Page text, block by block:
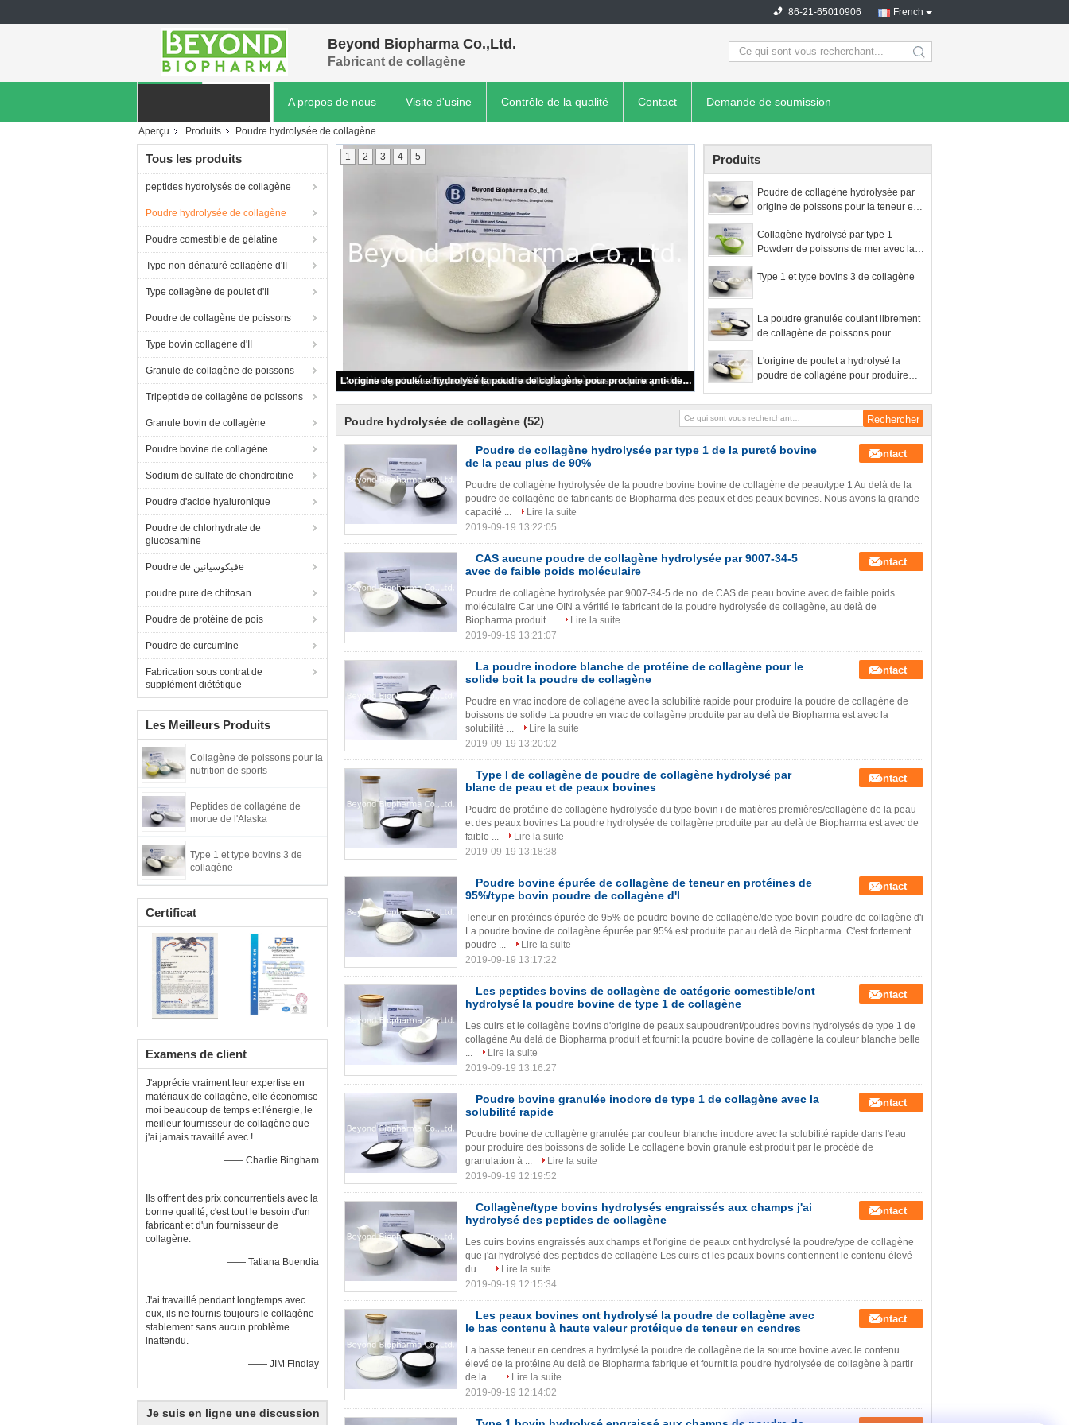
French
86-21-65010906
Beyond Biopharma Co.,Ltd.
Fabricant de collagène search
A propos de nous Visite d'usine Contrôle de la qualité Contact Demande de soumission
Nouvelles de société
Aperçu Produits Poudre hydrolysée de collagène
Tous les produits
peptides hydrolysés de collagène
Poudre hydrolysée de collagène
Poudre comestible de gélatine
Type non-dénaturé collagène d'II
Type collagène de poulet d'II
Poudre de collagène de poissons
Type bovin collagène d'II
Granule de collagène de poissons
Tripeptide de collagène de poissons
Granule bovin de collagène
Poudre bovine de collagène
Sodium de sulfate de chondroïtine
Poudre d'acide hyaluronique
Poudre de chlorhydrate de
glucosamine
Poudre de فيكوسيانينe
poudre pure de chitosan
Poudre de protéine de pois
Poudre de curcumine
Fabrication sous contrat de
supplément diététique
Les Meilleurs Produits
Collagène de poissons pour la
nutrition de sports
Peptides de collagène de
morue de l'Alaska
Type 1 et type bovins 3 de
collagène
Certificat
Examens de client
J'apprécie vraiment leur expertise en
matériaux de collagène, elle économise
moi beaucoup de temps et l'énergie, le
meilleur fournisseur de collagène que
j'ai jamais travaillé avec !
—— Charlie Bingham
Ils offrent des prix concurrentiels avec la
bonne qualité, c'est tout le besoin d'un
fabricant et d'un fournisseur de
collagène.
—— Tatiana Buendia
J'ai travaillé pendant longtemps avec
eux, ils ne fournis toujours le collagène
stablement sans aucun problème
inattendu.
—— JIM Findlay
Je suis en ligne une discussion
Poudre de collagène hydrolysée par origine de poissons pour la teneur en protéines des compléments alimentaires 90%
1 2 3 4 5 Produits
Poudre de collagène hydrolysée par
origine de poissons pour la teneur en
alimentaires 90%
Collagène hydrolysé par type 1
Powderr de poissons de mer avec la
Type 1 et type bovins 3 de collagène
La poudre granulée coulant librement
de collagène de poissons pour
L'origine de poulet a hydrolysé la
poudre de collagène pour produire
Poudre hydrolysée de collagène (52)
Poudre de collagène hydrolysée par type 1 de la pureté bovine
de la peau plus de 90%
Contact
Poudre de collagène hydrolysée de la poudre bovine bovine de collagène de peau/type 1 Au delà de la
poudre de collagène de fabricants de Biopharma des peaux et des peaux bovines. Nous avons la grande
capacité ...
Lire la suite
2019-09-19 13:22:05
CAS aucune poudre de collagène hydrolysée par 9007-34-5
avec de faible poids moléculaire
Contact
Poudre de collagène hydrolysée par 9007-34-5 de no. de CAS de peau bovine avec de faible poids
moléculaire Car une OIN a vérifié le fabricant de la poudre hydrolysée de collagène, au delà de
Biopharma produit ...
Lire la suite
2019-09-19 13:21:07
La poudre inodore blanche de protéine de collagène pour le
solide boit la poudre de collagène
Contact
Poudre en vrac inodore de collagène avec la solubilité rapide pour produire la poudre de collagène de
boissons de solide La poudre en vrac de collagène produite par au delà de Biopharma est avec la
solubilité ...
Lire la suite
2019-09-19 13:20:02
Type I de collagène de poudre de collagène hydrolysé par
blanc de peau et de peaux bovines
Contact
Poudre de protéine de collagène hydrolysée du type bovin i de matières premières/collagène de la peau
et des peaux bovines La poudre hydrolysée de collagène produite par au delà de Biopharma est avec de
faible ...
Lire la suite
2019-09-19 13:18:38
Poudre bovine épurée de collagène de teneur en protéines de
95%/type bovin poudre de collagène d'I
Contact
Teneur en protéines épurée de 95% de poudre bovine de collagène/de type bovin poudre de collagène d'i
La poudre bovine de collagène épurée par 95% est produite par au delà de Biopharma. C'est fortement
poudre ...
Lire la suite
2019-09-19 13:17:22
Les peptides bovins de collagène de catégorie comestible/ont
hydrolysé la poudre bovine de type 1 de collagène
Contact
Les cuirs et le collagène bovins d'origine de peaux saupoudrent/poudres bovins hydrolysés de type 1 de
collagène Au delà de Biopharma produit et fournit la poudre bovine de collagène la couleur blanche belle
...
Lire la suite
2019-09-19 13:16:27
Poudre bovine granulée inodore de type 1 de collagène avec la
solubilité rapide
Contact
Poudre bovine de collagène granulée par couleur blanche inodore avec la solubilité rapide dans l'eau
pour produire des boissons de solide Le collagène bovin granulé est produit par le procédé de
granulation à ...
Lire la suite
2019-09-19 12:19:52
Collagène/type bovins hydrolysés engraissés aux champs j'ai
hydrolysé des peptides de collagène
Contact
Les cuirs bovins engraissés aux champs et l'origine de peaux ont hydrolysé la poudre/type de collagène
que j'ai hydrolysé des peptides de collagène Les cuirs et les peaux bovins contiennent le contenu élevé
du ...
Lire la suite
2019-09-19 12:15:34
Les peaux bovines ont hydrolysé la poudre de collagène avec
le bas contenu à haute valeur protéique de teneur en cendres
Contact
La basse teneur en cendres a hydrolysé la poudre de collagène de la source bovine avec le contenu
élevé de la protéine Au delà de Biopharma fabrique et fournit la poudre hydrolysée de collagène à partir
de la ...
Lire la suite
2019-09-19 12:14:02